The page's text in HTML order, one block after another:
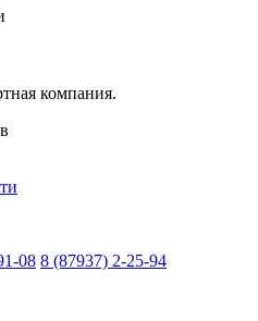
компания.
08 8 (87937) 2-25-94